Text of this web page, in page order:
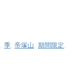
季 帝塚山 期間限定